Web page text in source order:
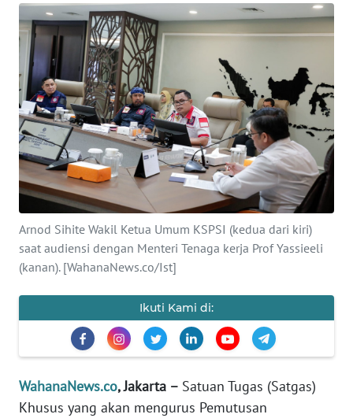
Arnod Sihite Wakil Ketua Umum KSPSI (kedua dari kiri)
saat audiensi dengan Menteri Tenaga kerja Prof Yassieeli
(kanan). [WahanaNews.co/Ist]
Ikuti Kami di:
WahanaNews.co, Jakarta – Satuan Tugas (Satgas)
Khusus yang akan mengurus Pemutusan
SAINS-TEKNO
KESEHATAN
INTERNASIONAL
SERBA-SERBI
PENDIDIKAN
OLAHRAGA
EDITORIAL
INDEKS